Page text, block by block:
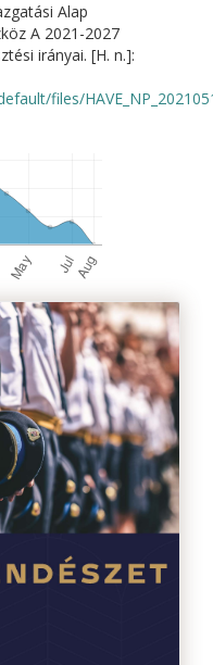
Alap
A 2021-2027
irányai. [H. n.]:
files/